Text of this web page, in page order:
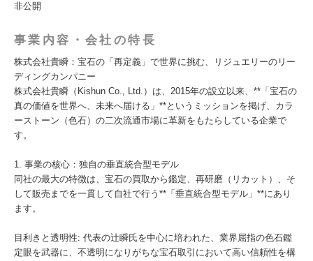
非公開
事業内容・会社の特長
株式会社貴瞬：宝石の「再定義」で世界に挑む、リジュエリーのリー
ディングカンパニー
株式会社貴瞬（Kishun Co., Ltd.）は、2015年の設立以来、**「宝石の
真の価値を世界へ、未来へ届ける」**というミッションを掲げ、カラ
ーストーン（色石）の二次流通市場に革新をもたらしている企業で
す。
1. 事業の核心：独自の垂直統合型モデル
同社の最大の特徴は、宝石の買取から鑑定、再研磨（リカット）、そ
して販売までを一貫して自社で行う**「垂直統合型モデル」**にあり
ます。
目利きと透明性: 代表の辻瞬氏を中心に培われた、業界屈指の色石鑑
定眼を武器に、不透明になりがちな宝石取引において高い信頼性を構